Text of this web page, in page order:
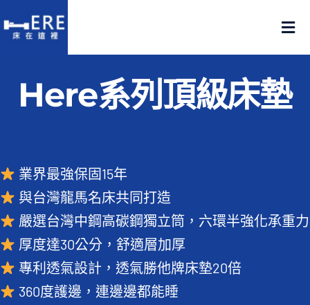
to
認識床在這裡
門市在這裡
名人推薦
好評推薦
品質嚴選
Here系列頂級床墊
業界最強保固15年
與台灣龍馬名床共同打造
嚴選台灣中鋼高碳鋼獨立筒，六環半強化承重力
厚度達30公分，舒適層加厚
專利透氣設計，透氣勝他牌床墊20倍
360度護邊，連邊邊都能睡